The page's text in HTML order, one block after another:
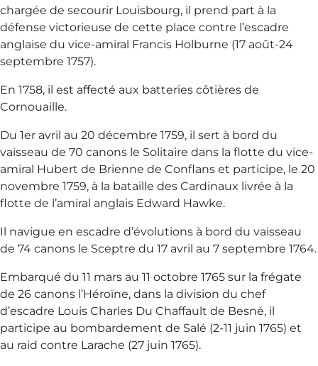
chargée de secourir Louisbourg, il prend part à la
défense victorieuse de cette place contre l’escadre
anglaise du vice-amiral Francis Holburne (17 août-24
septembre 1757).
En 1758, il est affecté aux batteries côtières de
Cornouaille.
Du 1er avril au 20 décembre 1759, il sert à bord du
vaisseau de 70 canons le Solitaire dans la flotte du vice-
amiral Hubert de Brienne de Conflans et participe, le 20
novembre 1759, à la bataille des Cardinaux livrée à la
flotte de l’amiral anglais Edward Hawke.
Il navigue en escadre d’évolutions à bord du vaisseau
de 74 canons le Sceptre du 17 avril au 7 septembre 1764.
Embarqué du 11 mars au 11 octobre 1765 sur la frégate
de 26 canons l’Héroïne, dans la division du chef
d’escadre Louis Charles Du Chaffault de Besné, il
participe au bombardement de Salé (2-11 juin 1765) et
au raid contre Larache (27 juin 1765).